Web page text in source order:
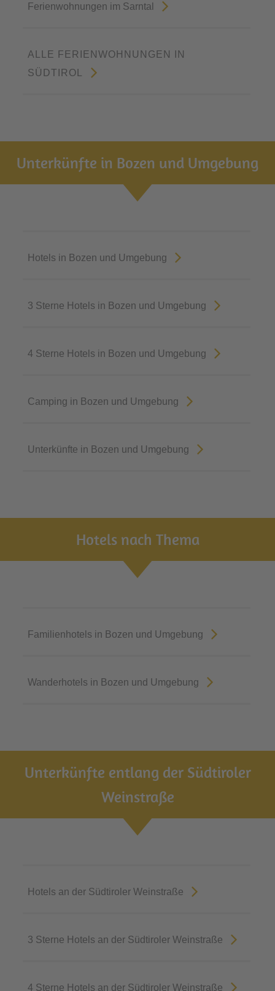
Ferienwohnungen im Sarntal
ALLE FERIENWOHNUNGEN IN
SÜDTIROL
Unterkünfte in Bozen und Umgebung
Hotels in Bozen und Umgebung
3 Sterne Hotels in Bozen und Umgebung
4 Sterne Hotels in Bozen und Umgebung
Camping in Bozen und Umgebung
Unterkünfte in Bozen und Umgebung
Hotels nach Thema
Familienhotels in Bozen und Umgebung
Wanderhotels in Bozen und Umgebung
Unterkünfte entlang der Südtiroler
Weinstraße
Hotels an der Südtiroler Weinstraße
3 Sterne Hotels an der Südtiroler Weinstraße
4 Sterne Hotels an der Südtiroler Weinstraße